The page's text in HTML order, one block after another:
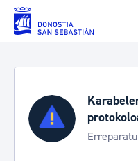
Eduki nagusira joan